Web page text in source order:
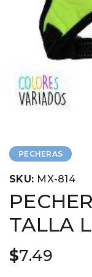
PECHERAS
SKU: MX-814
TALLA L
$7.49